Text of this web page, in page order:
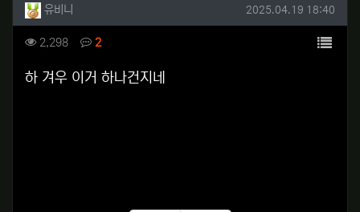
작성자 정보
유비니 작성일
2025.04.19 18:40
컨텐츠 정보
2,298조회 2댓글 목록
본문
하 겨우 이거 하나건지네